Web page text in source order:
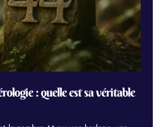
: quelle est sa véritable